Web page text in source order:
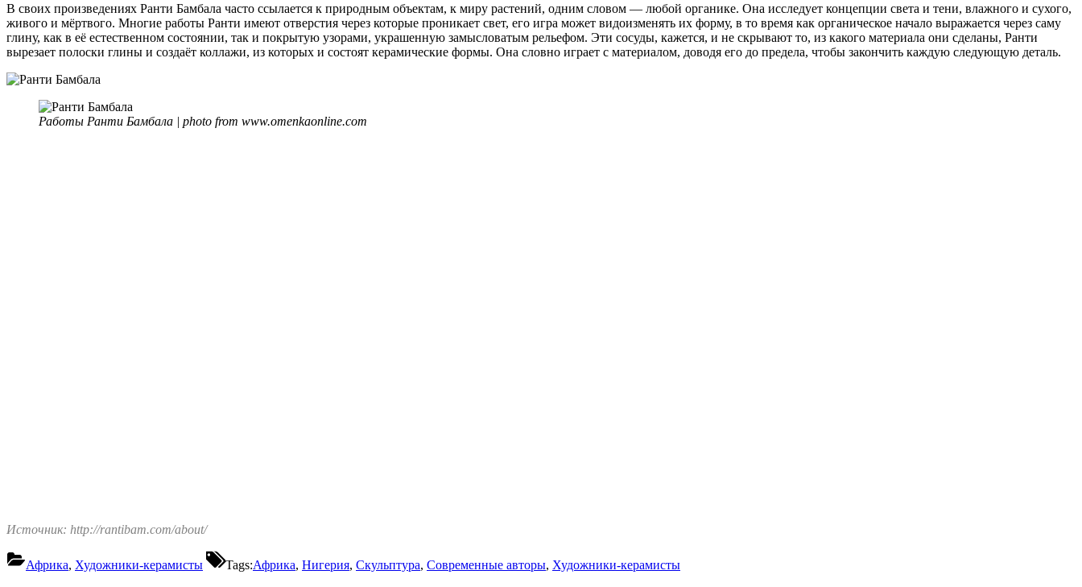
В своих произведениях Ранти Бамбала часто ссылается к природным объектам, к миру растений, одним словом — любой органике. Она исследует концепции света и тени, влажного и сухого,
живого и мёртвого. Многие работы Ранти имеют отверстия через которые проникает свет, его игра может видоизменять их форму, в то время как органическое начало выражается через саму
глину, как в её естественном состоянии, так и покрытую узорами, украшенную замысловатым рельефом. Эти сосуды, кажется, и не скрывают то, из какого материала они сделаны, Ранти
вырезает полоски глины и создаёт коллажи, из которых и состоят керамические формы. Она словно играет с материалом, доводя его до предела, чтобы закончить каждую следующую деталь.
Работы Ранти Бамбала | photo from www.omenkaonline.com
Источник: http://rantibam.com/about/
Африка, Художники-керамисты Tags:Африка, Нигерия, Скульптура, Современные авторы, Художники-керамисты